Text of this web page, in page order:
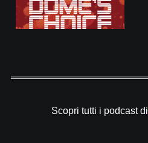
Scopri tutti i podcast di